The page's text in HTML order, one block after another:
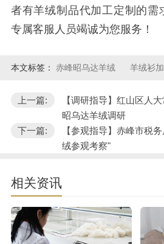
者有羊绒制品代加工定制的需
专属客服人员竭诚为您服务！
本文标签： 赤峰昭乌达羊绒 羊绒衫
上一篇:
【调研指导】红山区人
昭乌达羊绒调研
下一篇:
【参观指导】赤峰市税
绒参观考察"
相关资讯